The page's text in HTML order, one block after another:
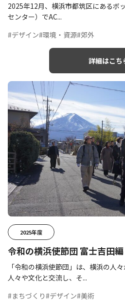
2025年12月、横浜市都筑区にあるボ
センター）でAC...
#デザイン#環境・資源#郊外
詳細はこち
2025年度
令和の横浜使節団 富士吉田
「令和の横浜使節団」は、横浜の人
人々や文化と交流し、そ...
#まちづくり#デザイン#美術